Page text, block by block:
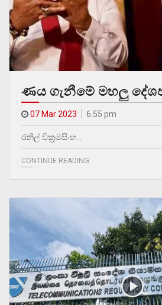
ණය ගැනීමේ මහලු
07 Mar 2023 6.55 pm
රනිල් වික්‍රමසිංහ…
CONTINUE READING